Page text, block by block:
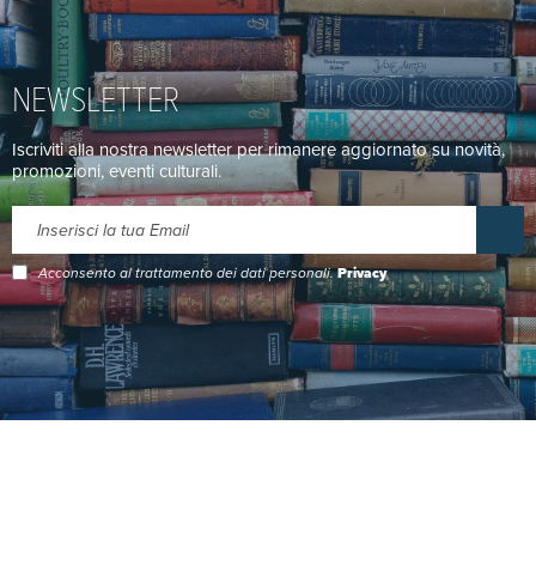
NEWSLETTER
Iscriviti alla nostra newsletter per rimanere aggiornato su novità,
promozioni, eventi culturali.
Acconsento al trattamento dei dati personali.Privacy